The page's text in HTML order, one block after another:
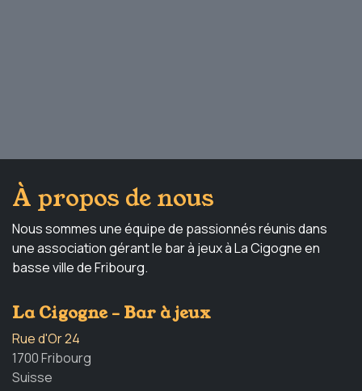
À propos de nous
Nous sommes une équipe de passionnés réunis dans
une association gérant le bar à jeux à La Cigogne en
basse ville de Fribourg.
La Cigogne - Bar à jeux
Rue d'Or 24
1700 Fribourg
Suisse